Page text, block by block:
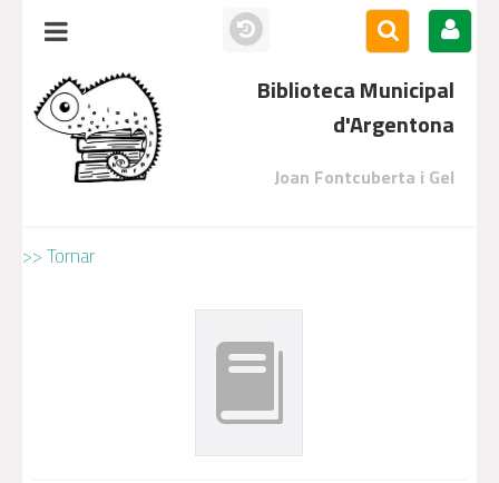
Biblioteca Municipal
d'Argentona
Joan Fontcuberta i Gel
>> Tornar